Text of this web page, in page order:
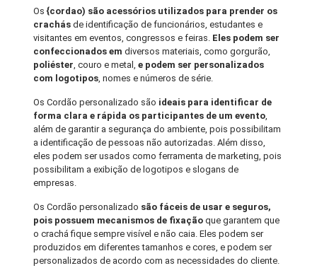
Os {cordao) são acessórios utilizados para prender os
crachás de identificação de funcionários, estudantes e
visitantes em eventos, congressos e feiras. Eles podem ser
confeccionados emdiversos materiais, como gorgurão,
poliéster, couro e metal,e podem ser personalizados
com logotipos, nomes e números de série.
Os Cordão personalizado são ideais para identificar de
forma clara e rápida os participantes de um evento,
além de garantir a segurança do ambiente, pois possibilitam
a identificação de pessoas não autorizadas. Além disso,
eles podem ser usados como ferramenta de marketing, pois
possibilitam a exibição de logotipos e slogans de
empresas.
Os Cordão personalizado são fáceis de usar e seguros,
pois possuem mecanismos de fixação que garantem que
o crachá fique sempre visível e não caia. Eles podem ser
produzidos em diferentes tamanhos e cores, e podem ser
personalizados de acordo com as necessidades do cliente.